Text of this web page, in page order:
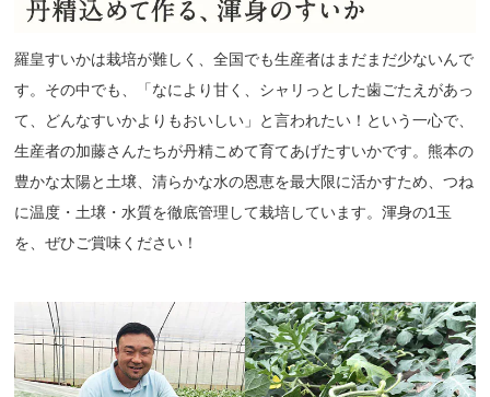
羅皇すいかは栽培が難しく、全国でも生産者はまだまだ少ないんで
す。その中でも、「なにより甘く、シャリっとした歯ごたえがあっ
て、どんなすいかよりもおいしい」と言われたい！という一心で、
生産者の加藤さんたちが丹精こめて育てあげたすいかです。熊本の
豊かな太陽と土壌、清らかな水の恩恵を最大限に活かすため、つね
に温度・土壌・水質を徹底管理して栽培しています。渾身の1玉
を、ぜひご賞味ください！